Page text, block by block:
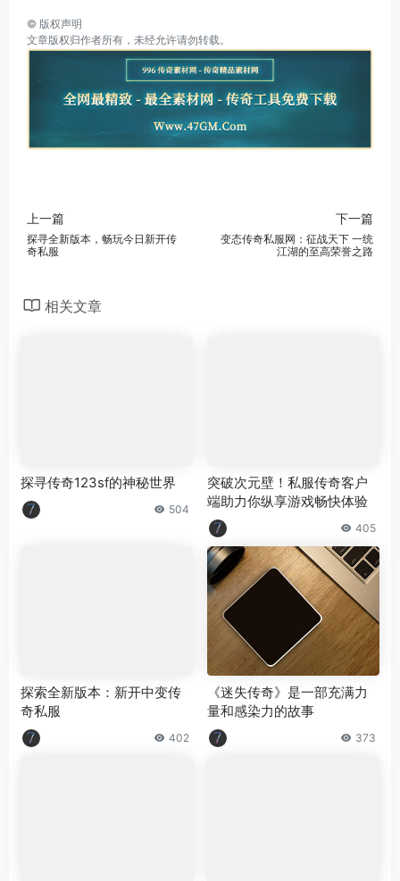
© 版权声明
文章版权归作者所有，未经允许请勿转载。
上一篇
探寻全新版本，畅玩今日新开传
奇私服
下一篇
变态传奇私服网：征战天下 一统
江湖的至高荣誉之路
相关文章
探寻传奇123sf的神秘世界
504
突破次元壁！私服传奇客户
端助力你纵享游戏畅快体验
405
探索全新版本：新开中变传
奇私服
402
《迷失传奇》是一部充满力
量和感染力的故事
373